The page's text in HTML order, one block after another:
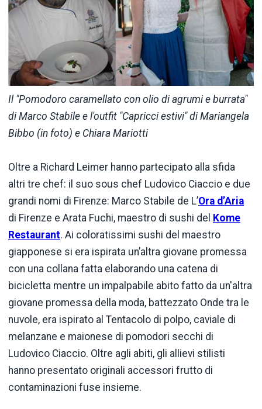
Il "Pomodoro caramellato con olio di agrumi e burrata"
di Marco Stabile e l'outfit "Capricci estivi" di Mariangela
Bibbo (in foto) e Chiara Mariotti
Oltre a Richard Leimer hanno partecipato alla sfida
altri tre chef: il suo sous chef Ludovico Ciaccio e due
grandi nomi di Firenze: Marco Stabile de L’Ora d’Aria
di Firenze e Arata Fuchi, maestro di sushi del Kome
Restaurant. Ai coloratissimi sushi del maestro
giapponese si era ispirata un’altra giovane promessa
con una collana fatta elaborando una catena di
bicicletta mentre un impalpabile abito fatto da un'altra
giovane promessa della moda, battezzato Onde tra le
nuvole, era ispirato al Tentacolo di polpo, caviale di
melanzane e maionese di pomodori secchi di
Ludovico Ciaccio. Oltre agli abiti, gli allievi stilisti
hanno presentato originali accessori frutto di
contaminazioni fuse insieme.